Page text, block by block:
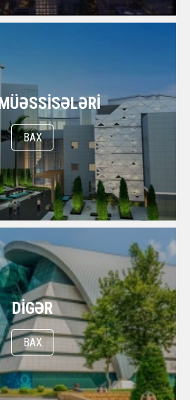
BAX
DIGƏR
BAX